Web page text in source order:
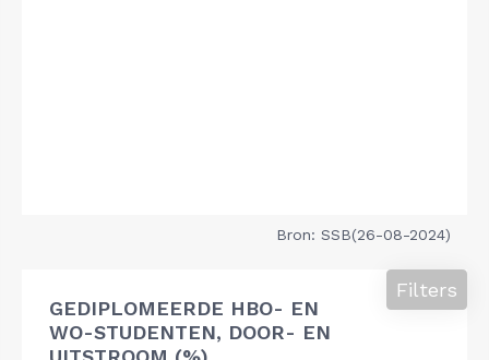
Bron: SSB(26-08-2024)
GEDIPLOMEERDE HBO- EN
WO-STUDENTEN, DOOR- EN
Filters